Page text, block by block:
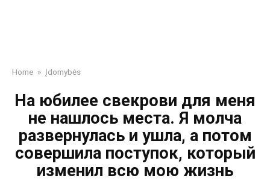
Home » Įdomybės
На юбилее свекрови для меня
не нашлось места. Я молча
развернулась и ушла, а потом
совершила поступок, который
изменил всю мою жизнь